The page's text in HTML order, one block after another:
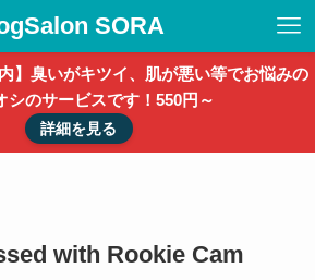
SORA
】臭いがキツイ、肌が悪い等でお悩みの
シのサービスです！550円～
詳細を見る
with Rookie Cam